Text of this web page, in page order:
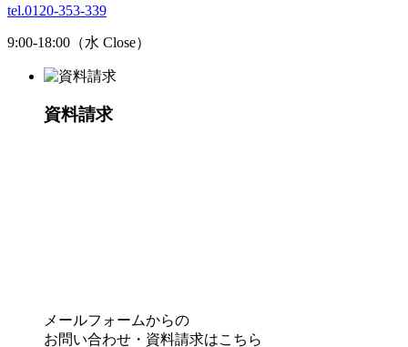
tel.0120-353-339
9:00-18:00（水 Close）
資料請求
メールフォームからの
お問い合わせ・資料請求はこちら